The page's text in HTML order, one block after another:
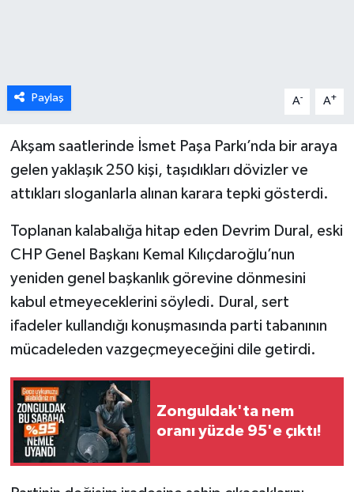
Paylaş A- A+
Akşam saatlerinde İsmet Paşa Parkı’nda bir araya
gelen yaklaşık 250 kişi, taşıdıkları dövizler ve
attıkları sloganlarla alınan karara tepki gösterdi.
Toplanan kalabalığa hitap eden Devrim Dural, eski
CHP Genel Başkanı Kemal Kılıçdaroğlu’nun
yeniden genel başkanlık görevine dönmesini
kabul etmeyeceklerini söyledi. Dural, sert
ifadeler kullandığı konuşmasında parti tabanının
mücadeleden vazgeçmeyeceğini dile getirdi.
Zonguldak'ta nem
oranı yüzde 95'e çıktı!